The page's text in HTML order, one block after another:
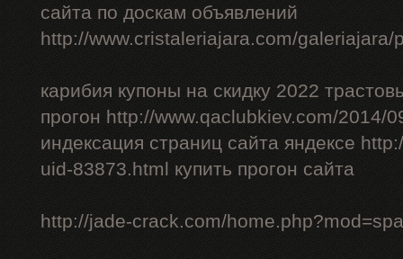
сайта по доскам объявлений
http://www.cristaleriajara.com/galeriajara/
карибия купоны на скидку 2022
прогон http://www.qaclubkiev.com/2014/
индексация страниц сайта яндексе
uid-83873.html купить прогон сайта
http://jade-crack.com/